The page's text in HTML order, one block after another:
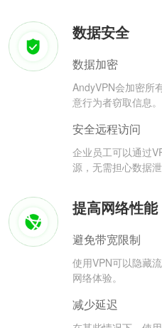
数据安全
数据加密
AndyVPN会加密所
意行为者窃取信息。
安全远程访问
企业员工可以通过
源，无需担心数据泄
提高网络性能
避免带宽限制
使用VPN可以隐藏
网络体验。
减少延迟